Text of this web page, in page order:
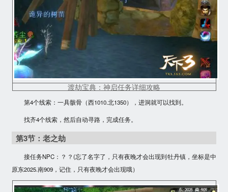
渡劫宝典：神启任务详细攻略
第4个线索 ：一具骸骨（西1010.北1350），进洞就可以找到。
找齐4个线索，然后自动寻路，完成任务。
第3节：老之劫
接任务NPC：？？(忘了名字了， 只有夜晚才会出现到牡丹镇，坐标是中
原东2025.南909，记住，只有夜晚才会出现哦）